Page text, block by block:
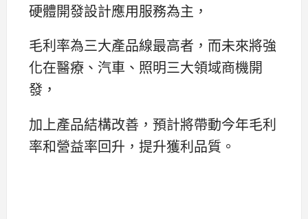
硬體開發設計應用服務為主，
毛利率為三大產品線最高者，而未來將強
化在醫療、汽車、照明三大領域商機開
發，
加上產品結構改善，預計將帶動今年毛利
率和營益率回升，提升獲利品質。